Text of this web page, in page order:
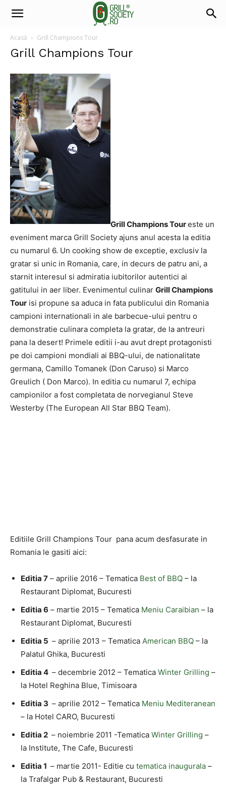
Acasă Grill Champions Tour
Grill Champions Tour
Grill Champions Toureste un
eveniment marca Grill Society ajuns anul acesta la editia
cu numarul 6. Un cooking show de exceptie, exclusiv la
gratar si unic in Romania, care, in decurs de patru ani, a
starnit interesul si admiratia iubitorilor autentici ai
gatitului in aer liber. Evenimentul culinar Grill Champions
Tour isi propune sa aduca in fata publicului din Romania
campioni internationali in ale barbecue-ului pentru o
demonstratie culinara completa la gratar, de la antreuri
pana la desert! Primele editii i-au avut drept protagonisti
pe doi campioni mondiali ai BBQ-ului, de nationalitate
germana, Camillo Tomanek (Don Caruso) si Marco
Greulich ( Don Marco). In editia cu numarul 7, echipa
campionilor a fost completata de norvegianul Steve
Westerby (The European All Star BBQ Team).
Editiile Grill Champions Tour pana acum desfasurate in
Romania le gasiti aici:
Editia 7 – aprilie 2016 – Tematica Best of BBQ – la
Restaurant Diplomat, Bucuresti
Editia 6 – martie 2015 – Tematica Meniu Caraibian – la
Restaurant Diplomat, Bucuresti
Editia 5 – aprilie 2013 – Tematica American BBQ – la
Palatul Ghika, Bucuresti
Editia 4 – decembrie 2012 – Tematica Winter Grilling –
la Hotel Reghina Blue, Timisoara
Editia 3 – aprilie 2012 – Tematica Meniu Mediteranean
– la Hotel CARO, Bucuresti
Editia 2 – noiembrie 2011 -Tematica Winter Grilling –
la Institute, The Cafe, Bucuresti
Editia 1 – martie 2011- Editie cu tematica inaugurala –
la Trafalgar Pub & Restaurant, Bucuresti